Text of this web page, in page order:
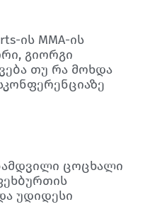
ის MMA-ის
გიორგი
თუ რა მოხდა
ცოცხალი
უდიდესი